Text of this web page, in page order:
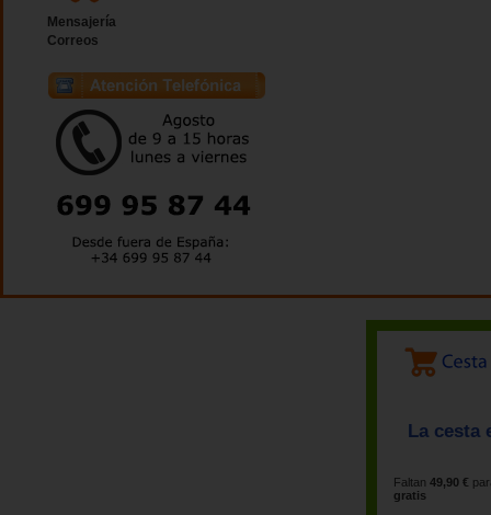
Mensajería
Correos
La cesta
Faltan 49,90 €
gratis